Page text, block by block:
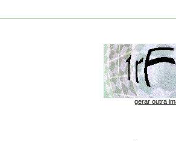
gerar outra